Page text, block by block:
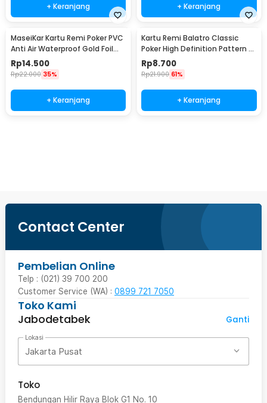
+ Keranjang + Keranjang
MaseiKar Kartu Remi Poker PVC
Anti Air Waterproof Gold Foil
Dollar - D935
Rp14.500
Rp22.000 35%
+ Keranjang
Kartu Remi Balatro Classic
Poker High Definition Pattern -
BS1067
Rp8.700
Rp21.900 61%
+ Keranjang
Contact Center
Pembelian Online
Telp : (021) 39 700 200
Customer Service (WA) : 0899 721 7050
Toko Kami
Jabodetabek
Ganti
Lokasi
Jakarta Pusat
Toko
Bendungan Hilir Raya Blok G1 No. 10